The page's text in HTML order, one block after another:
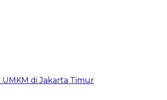
di Jakarta Timur